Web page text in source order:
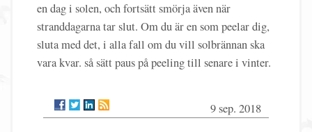
en dag i solen, och fortsätt smörja även när
stranddagarna tar slut. Om du är en som peelar dig,
sluta med det, i alla fall om du vill solbrännan ska
vara kvar. så sätt paus på peeling till senare i vinter.
9 sep. 2018